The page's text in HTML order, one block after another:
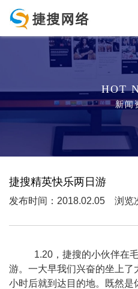
HOT
新闻
捷搜精英快乐两日游
发布时间：2018.02.05 浏览
1.20，捷搜的小伙伴在
游。一大早我们兴奋的坐上
小时后就到达目的地。既然